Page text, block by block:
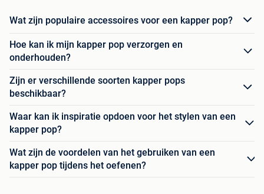
Wat zijn populaire accessoires voor een kapper pop?
Hoe kan ik mijn kapper pop verzorgen en
onderhouden?
Zijn er verschillende soorten kapper pops
beschikbaar?
Waar kan ik inspiratie opdoen voor het stylen van een
kapper pop?
Wat zijn de voordelen van het gebruiken van een
kapper pop tijdens het oefenen?